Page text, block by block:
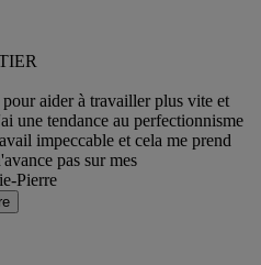
aider à travailler plus vite et
une tendance au perfectionnisme
impeccable et cela me prend
pas sur mes
Pierre